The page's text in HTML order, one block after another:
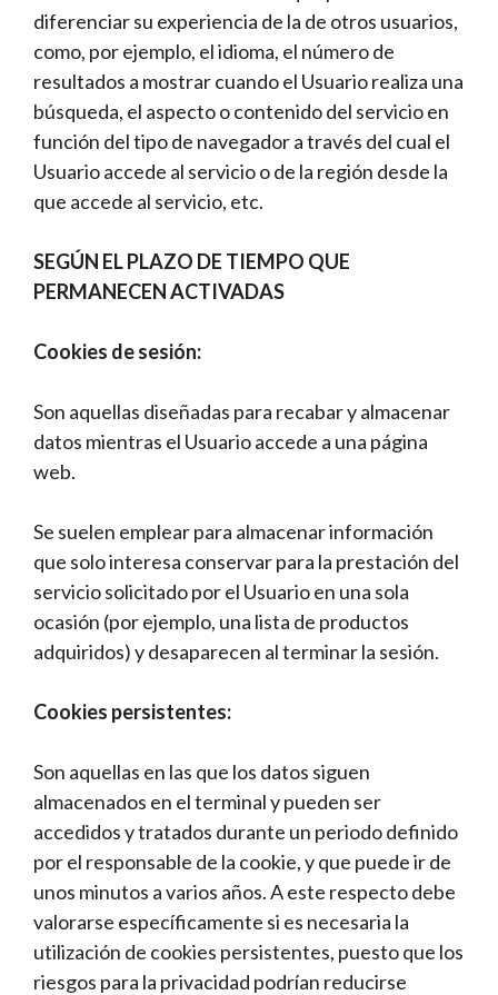
diferenciar su experiencia de la de otros usuarios,
como, por ejemplo, el idioma, el número de
resultados a mostrar cuando el Usuario realiza una
búsqueda, el aspecto o contenido del servicio en
función del tipo de navegador a través del cual el
Usuario accede al servicio o de la región desde la
que accede al servicio, etc.
SEGÚN EL PLAZO DE TIEMPO QUE
PERMANECEN ACTIVADAS
Cookies de sesión:
Son aquellas diseñadas para recabar y almacenar
datos mientras el Usuario accede a una página
web.
Se suelen emplear para almacenar información
que solo interesa conservar para la prestación del
servicio solicitado por el Usuario en una sola
ocasión (por ejemplo, una lista de productos
adquiridos) y desaparecen al terminar la sesión.
Cookies persistentes:
Son aquellas en las que los datos siguen
almacenados en el terminal y pueden ser
accedidos y tratados durante un periodo definido
por el responsable de la cookie, y que puede ir de
unos minutos a varios años. A este respecto debe
valorarse específicamente si es necesaria la
utilización de cookies persistentes, puesto que los
riesgos para la privacidad podrían reducirse